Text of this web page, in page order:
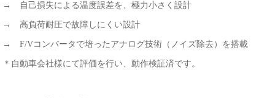
→ 自己損失による温度誤差を、極力小さく設計
→ 高負荷耐圧で故障しにくい設計
→ F/Vコンバータで培ったアナログ技術（ノイズ除去）を搭載
＊自動車会社様にて評価を行い、動作検証済です。